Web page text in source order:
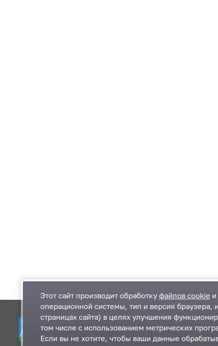
Одинцовский городской округ Московской
области
Этот сайт производит обработку файлов cookie
операционной системы, тип и версия браузера,
страницах сайта) в целях улучшения
том числе с использованием метрических
Если вы не хотите, чтобы ваши данные